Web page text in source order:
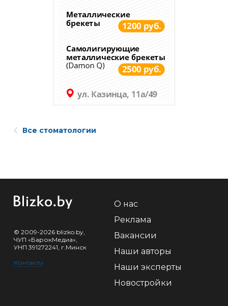
Все стоматологии
© 2009-2026 blizko.by,
ЧУП «БарокМедиа»,
УНП 391272241, г.Минск
Контакты
О нас
Реклама
Вакансии
Наши авторы
Наши эксперты
Новостройки